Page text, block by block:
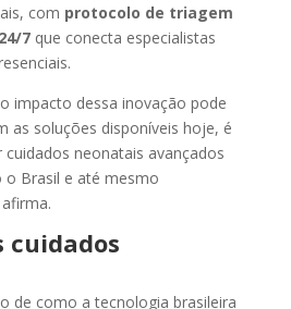
com protocolo de triagem
7que conecta especialistas
impacto dessa inovação pode
as soluções disponíveis hoje, é
neonatais avançados
Brasil e até mesmo
cuidados
de como a tecnologia brasileira